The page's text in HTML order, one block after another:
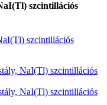
szcintillációs